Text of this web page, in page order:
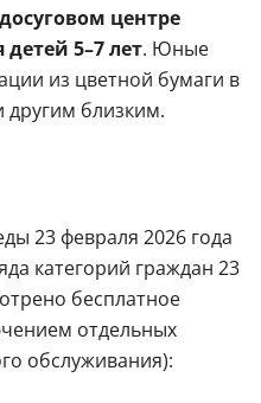
центре
5–7 лет. Юные
из цветной бумаги в
близким.
23 февраля 2026 года
категорий граждан 23
бесплатное
отдельных
обслуживания):